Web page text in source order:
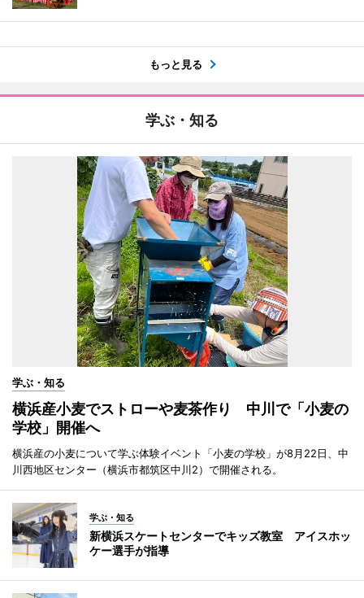
もっと見る
学ぶ・知る
学ぶ・知る
横浜産小麦でストローや麦茶作り 中川で「小麦の
学校」開催へ
横浜産の小麦について学ぶ体験イベント「小麦の学校」が8月22日、中
川西地区センター（横浜市都筑区中川2）で開催される。
学ぶ・知る
新横浜スケートセンターでキッズ教室 アイスホッ
ケー選手が指導